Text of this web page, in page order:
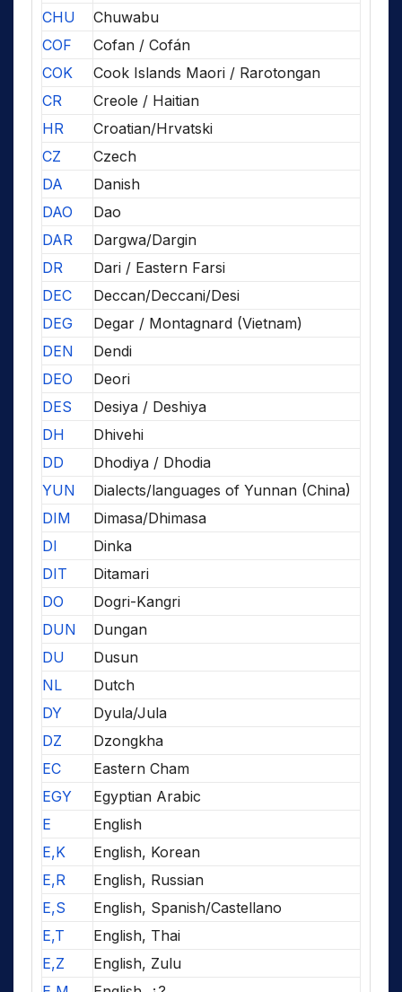
CHU
Chuwabu
COF
Cofan / Cofán
COK
Cook Islands Maori / Rarotongan
CR
Creole / Haitian
HR
Croatian/Hrvatski
CZ
Czech
DA
Danish
DAO
Dao
DAR
Dargwa/Dargin
DR
Dari / Eastern Farsi
DEC
Deccan/Deccani/Desi
DEG
Degar / Montagnard (Vietnam)
DEN
Dendi
DEO
Deori
DES
Desiya / Deshiya
DH
Dhivehi
DD
Dhodiya / Dhodia
YUN
Dialects/languages of Yunnan (China)
DIM
Dimasa/Dhimasa
DI
Dinka
DIT
Ditamari
DO
Dogri-Kangri
DUN
Dungan
DU
Dusun
NL
Dutch
DY
Dyula/Jula
DZ
Dzongkha
EC
Eastern Cham
EGY
Egyptian Arabic
E
English
E,K
English, Korean
E,R
English, Russian
E,S
English, Spanish/Castellano
E,T
English, Thai
E,Z
English, Zulu